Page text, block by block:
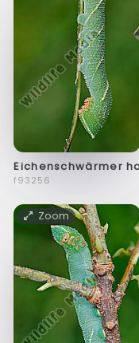
Eichenschwärmer
f93256
Zoom